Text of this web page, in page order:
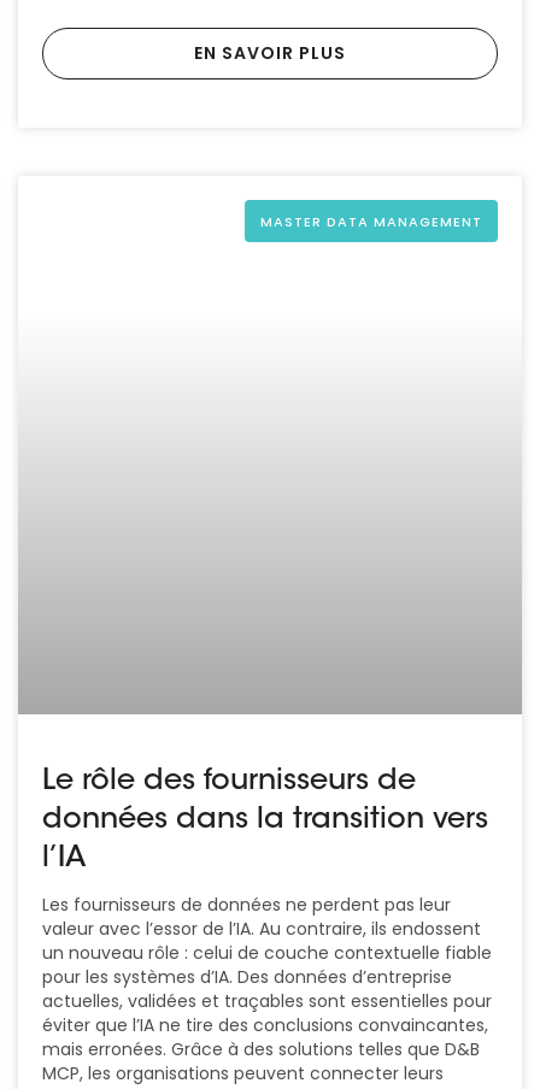
EN SAVOIR PLUS
MASTER DATA MANAGEMENT
Le rôle des fournisseurs de
données dans la transition vers
l’IA
Les fournisseurs de données ne perdent pas leur
valeur avec l’essor de l’IA. Au contraire, ils endossent
un nouveau rôle : celui de couche contextuelle fiable
pour les systèmes d’IA. Des données d’entreprise
actuelles, validées et traçables sont essentielles pour
éviter que l’IA ne tire des conclusions convaincantes,
mais erronées. Grâce à des solutions telles que D&B
MCP, les organisations peuvent connecter leurs